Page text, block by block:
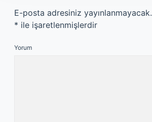
E-posta adresiniz yayınlanmayacak.
* ile işaretlenmişlerdir
Yorum